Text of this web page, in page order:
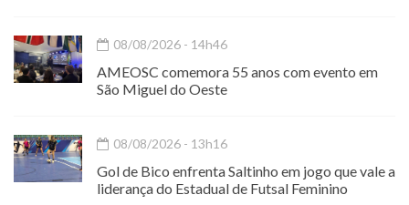
08/08/2026 - 14h46
AMEOSC comemora 55 anos com evento em
São Miguel do Oeste
08/08/2026 - 13h16
Gol de Bico enfrenta Saltinho em jogo que vale a
liderança do Estadual de Futsal Feminino